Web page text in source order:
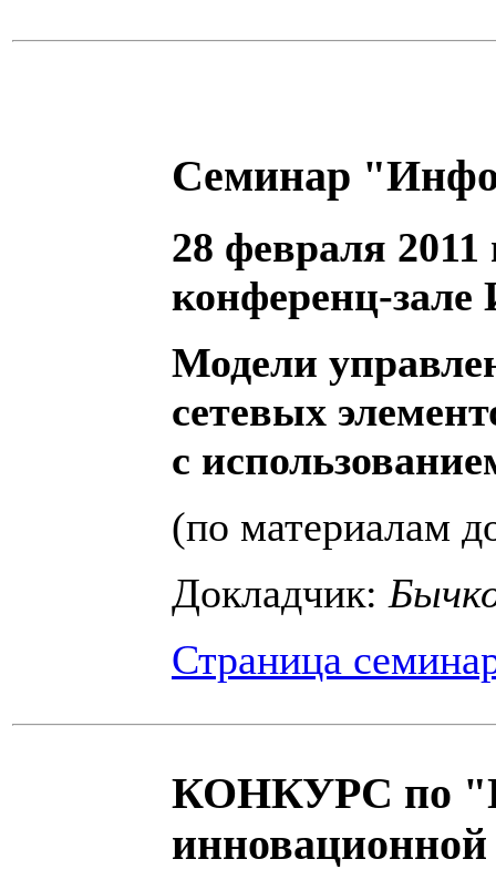
Семинар
28 февраля
конференц-
Модели
сетевых
с
(по материалам
Докладчик:
Страница
КОНКУРС по